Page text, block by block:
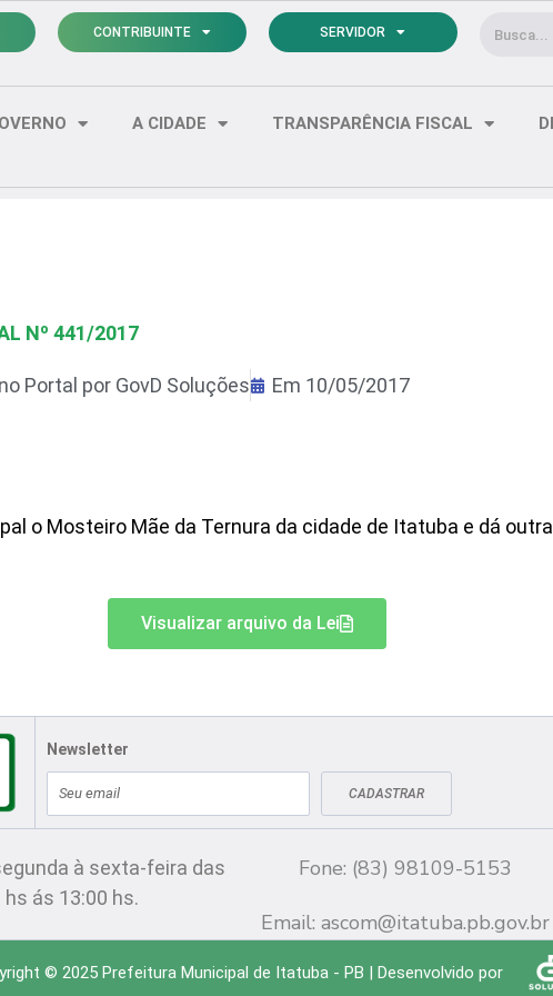
CONTRIBUINTE SERVIDOR Pesquisar
A CIDADE TRANSPARÊNCIA FISCAL
Nº 441/2017
Portal por GovD Soluções Em 10/05/2017
o Mosteiro Mãe da Ternura da cidade de Itatuba e dá
Visualizar arquivo da Lei
Newsletter
mail
CADASTRAR
à sexta-feira das
hs ás 13:00 hs.
Fale conosco
Fone: (83) 98109-5153
Email: ascom@itatuba.pb.gov.br
© 2025 Prefeitura Municipal de Itatuba - PB | Desenvolvido por